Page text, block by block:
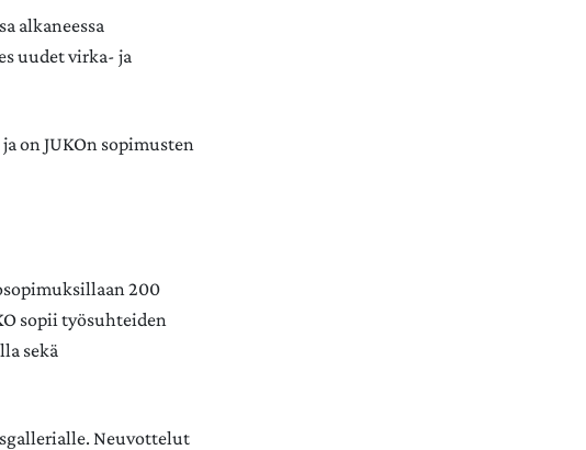
alkaneessa
uudet virka- ja
on JUKOn sopimusten
200
sopii työsuhteiden
sekä
Neuvottelut